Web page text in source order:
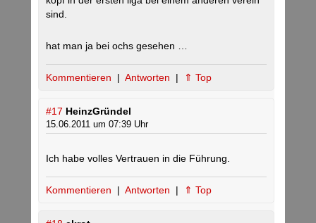
sind.
hat man ja bei ochs gesehen …
Kommentieren | Antworten | ⇑ Top
#17 HeinzGründel
15.06.2011 um 07:39 Uhr
Ich habe volles Vertrauen in die Führung.
Kommentieren | Antworten | ⇑ Top